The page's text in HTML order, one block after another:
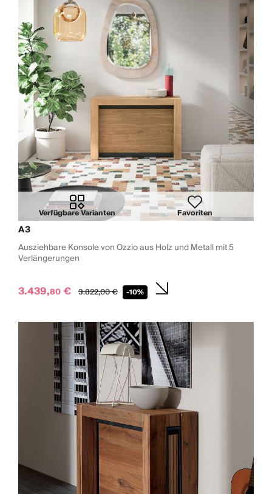
Verfügbare Varianten Favoriten
A3
Ausziehbare Konsole von Ozzio aus Holz und Metall mit 5
Verlängerungen
3.439,80 € 3.822,00€ -10%